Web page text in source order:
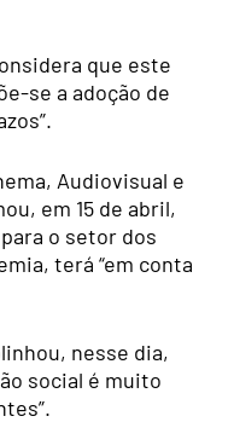
que este
se a adoção de
Audiovisual e
em 15 de abril,
o setor dos
terá “em conta
nesse dia,
social é muito